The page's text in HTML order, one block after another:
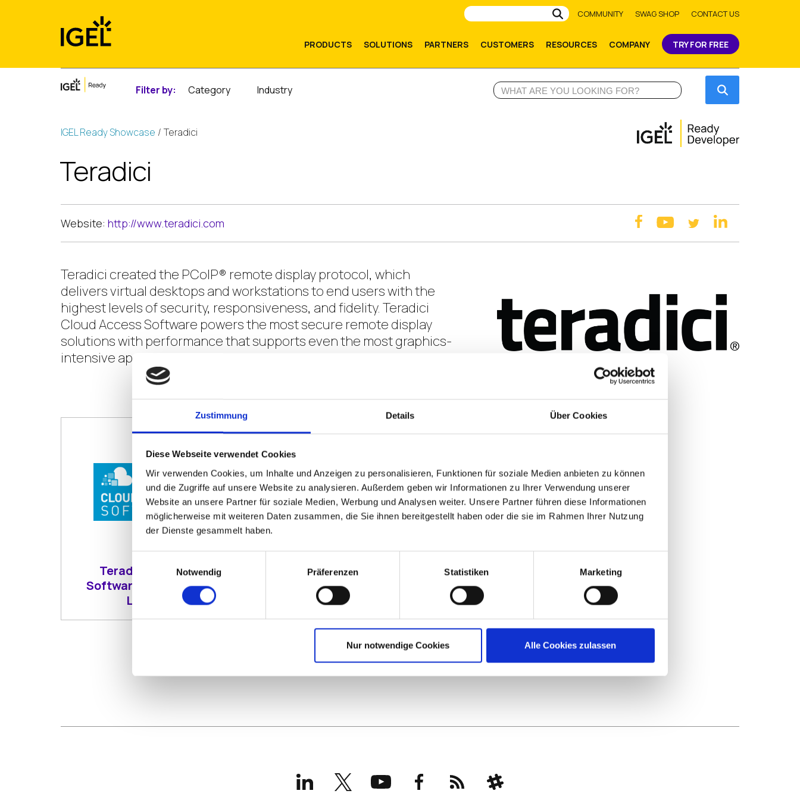
Zustimmung Details Über Cookies
Diese Webseite verwendet Cookies
Wir verwenden Cookies, um Inhalte und Anzeigen zu personalisieren, Funktionen für soziale Medien anbieten zu können
und die Zugriffe auf unsere Website zu analysieren. Außerdem geben wir Informationen zu Ihrer Verwendung unserer
Website an unsere Partner für soziale Medien, Werbung und Analysen weiter. Unsere Partner führen diese Informationen
möglicherweise mit weiteren Daten zusammen, die Sie ihnen bereitgestellt haben oder die sie im Rahmen Ihrer Nutzung
der Dienste gesammelt haben.
Notwendig
Präferenzen Statistiken Marketing
Nur notwendige Cookies Alle Cookies zulassen
Submit
COMMUNITY SWAG SHOP CONTACT US
PRODUCTS SOLUTIONS PARTNERS CUSTOMERS RESOURCES COMPANY TRY FOR FREE
Filter by: Category Industry
Submit
IGEL Ready Showcase Teradici
Teradici
Website: http://www.teradici.com facebookyoutubetwitter
Teradici created the PCoIP® remote display protocol, which
delivers virtual desktops and workstations to end users with the
highest levels of security, responsiveness, and fidelity. Teradici
Cloud Access Software powers the most secure remote display
solutions with performance that supports even the most graphics-
intensive applications.
Teradici PCoIP
Software Client for
Linux
LinkedInX
(formerly
Twitter)
YouTubeFacebookRSS Slack